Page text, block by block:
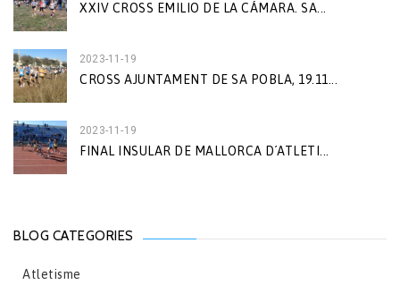
XXIV CROSS EMILIO DE LA CÁMARA. SA...
2023-11-19
CROSS AJUNTAMENT DE SA POBLA, 19.11...
2023-11-19
FINAL INSULAR DE MALLORCA D´ATLETI...
BLOG CATEGORIES
Atletisme